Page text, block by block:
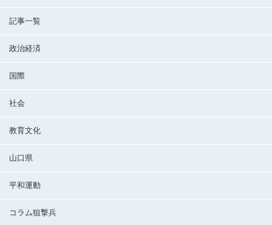
記事一覧
政治経済
国際
社会
教育文化
山口県
平和運動
コラム狙撃兵